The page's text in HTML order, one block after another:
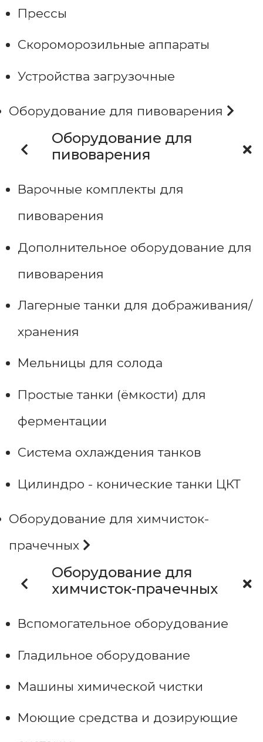
Прессы
Скороморозильные аппараты
Устройства загрузочные
Оборудование для пивоварения
Оборудование для
пивоварения
Варочные комплекты для
пивоварения
Дополнительное оборудование для
пивоварения
Лагерные танки для дображивания/
хранения
Мельницы для солода
Простые танки (ёмкости) для
ферментации
Система охлаждения танков
Цилиндро - конические танки ЦКТ
Оборудование для химчисток-
прачечных
Оборудование для
химчисток-прачечных
Вспомогательное оборудование
Гладильное оборудование
Машины химической чистки
Моющие средства и дозирующие